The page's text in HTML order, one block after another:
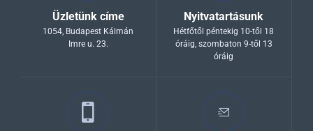
Üzletünk címe
1054, Budapest Kálmán
Imre u. 23.
Nyitvatartásunk
Hétfőtől péntekig 10-től 18
óráig, szombaton 9-től 13
óráig